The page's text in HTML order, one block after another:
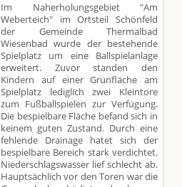
Im Naherholungsgebiet "Am
Weberteich" im Ortsteil Schönfeld
der Gemeinde Thermalbad
Wiesenbad wurde der bestehende
Spielplatz um eine Ballspielanlage
erweitert. Zuvor standen den
Kindern auf einer Grünfläche am
Spielplatz lediglich zwei Kleintore
zum Fußballspielen zur Verfügung.
Die bespielbare Fläche befand sich in
keinem guten Zustand. Durch eine
fehlende Drainage hatet sich der
bespielbare Bereich stark verdichtet.
Niederschlagswasser lief schlecht ab.
Hauptsächlich vor den Toren war die